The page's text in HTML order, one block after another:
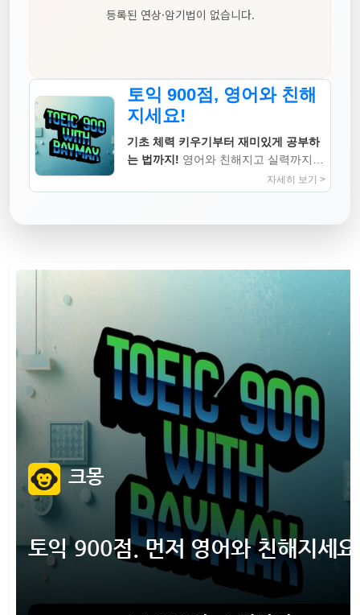
등록된 연상·암기법이 없습니다.
토익 900점, 영어와 친해
지세요!
기초 체력 키우기부터 재미있게 공부하
는 법까지! 영어와 친해지고 실력까지
자세히 보기 >